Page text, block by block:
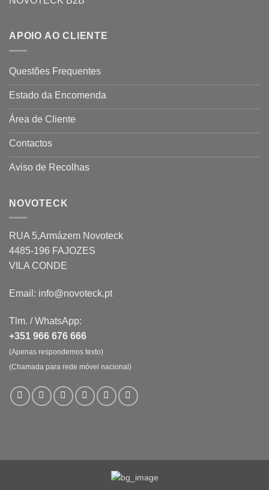
APOIO AO CLIENTE
Questões Frequentes
Estado da Encomenda
Área de Cliente
Contactos
Aviso de Recolhas
NOVOTECK
RUA 5,Armázem Novoteck
4485-196 FAJOZES
VILA CONDE
Email: info@novoteck.pt
Tlm. / WhatsApp:
+351 966 676 666
(Apenas respondemos texto)
(Chamada para rede móvel nacional)